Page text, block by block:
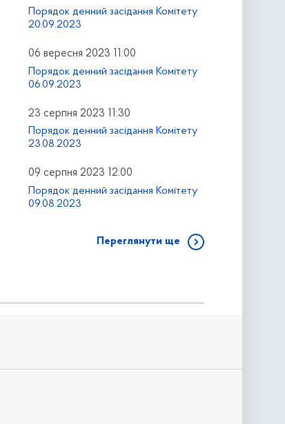
Порядок денний засідання Комітету
20.09.2023
06 вересня 2023 11:00
Порядок денний засідання Комітету
06.09.2023
23 серпня 2023 11:30
Порядок денний засідання Комітету
23.08.2023
09 серпня 2023 12:00
Порядок денний засідання Комітету
09.08.2023
Переглянути ще